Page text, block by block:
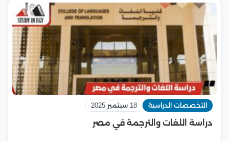
التخصصات الدراسية 18 سبتمبر 2025
دراسة اللغات والترجمة في مصر